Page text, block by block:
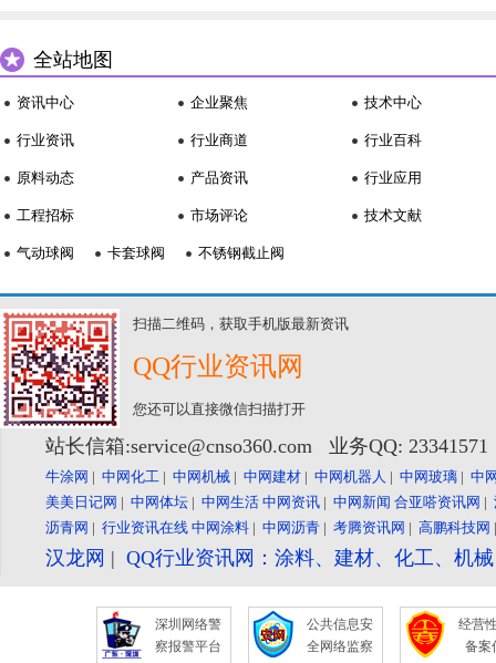
全站地图
资讯中心
行业资讯
原料动态
工程招标
企业聚焦
行业商道
产品资讯
市场评论
技术中心
行业百科
行业应用
技术文献
气动球阀 卡套球阀 不锈钢截止阀
扫描二维码，获取手机版最新资讯
QQ行业资讯网
您还可以直接微信扫描打开
站长信箱:service@cnso360.com 业务QQ:
牛涂网 | 中网化工 | 中网机械 | 中网建材 | 中网机器人 | 中网玻璃 | 中
美美日记网 | 中网体坛 | 中网生活 中网资讯 | 中网新闻 合亚嗒资讯网 |
沥青网 | 行业资讯在线 中网涂料 | 中网沥青 | 考腾资讯网 | 高鹏科技网
汉龙网 | QQ行业资讯网：涂料、建材、化工、机
深圳网络警
察报警平台
公共信息安
全网络监察
经营
备案